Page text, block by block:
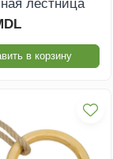
лестница
в корзину